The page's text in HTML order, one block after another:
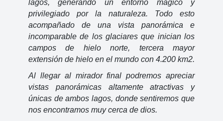
lagos, generando un entorno mágico y
privilegiado por la naturaleza. Todo esto
acompañado de una vista panorámica e
incomparable de los glaciares que inician los
campos de hielo norte, tercera mayor
extensión de hielo en el mundo con 4.200 km2.
Al llegar al mirador final podremos apreciar
vistas panorámicas altamente atractivas y
únicas de ambos lagos, donde sentiremos que
nos encontramos muy cerca de dios.